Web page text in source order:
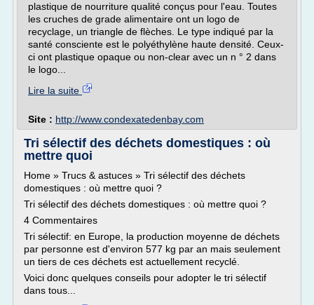
plastique de nourriture qualité conçus pour l'eau. Toutes
les cruches de grade alimentaire ont un logo de
recyclage, un triangle de flèches. Le type indiqué par la
santé consciente est le polyéthylène haute densité. Ceux-
ci ont plastique opaque ou non-clear avec un n ° 2 dans
le logo...
Lire la suite
Site : http://www.condexatedenbay.com
Tri sélectif des déchets domestiques : où
mettre quoi
Home » Trucs & astuces » Tri sélectif des déchets
domestiques : où mettre quoi ?
Tri sélectif des déchets domestiques : où mettre quoi ?
4 Commentaires
Tri sélectif: en Europe, la production moyenne de déchets
par personne est d'environ 577 kg par an mais seulement
un tiers de ces déchets est actuellement recyclé.
Voici donc quelques conseils pour adopter le tri sélectif
dans tous...